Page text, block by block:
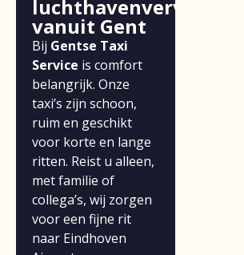
luchthavenvervoer
vanuit Gent
Bij Gentse Taxi
Service is comfort
belangrijk. Onze
taxi’s zijn schoon,
ruim en geschikt
voor korte en lange
ritten. Reist u alleen,
met familie of
collega’s, wij zorgen
voor een fijne rit
naar Eindhoven